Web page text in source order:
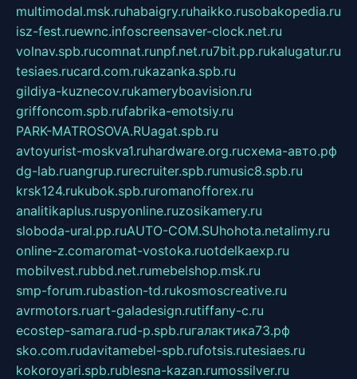
multimodal.msk.ruhabaigry.ruhaikko.rusobakopedia.ru
isz-fest.ruewnc.infoscreensaver-clock.net.ru
volnav.spb.rucomnat.runpf.net.ru7bit.pp.rukalugatur.ru
tesiaes.rucard.com.rukazanka.spb.ru
gildiya-kuznecov.rukameryboavision.ru
griffoncom.spb.rufabrika-emotsiy.ru
PARK-MATROSOVA.RUagat.spb.ru
avtoyurist-moskva1.ruhardware.org.ruсхема-авто.рф
dg-lab.ruangrup.rurecruiter.spb.rumusic8.spb.ru
krsk124.rukubok.spb.ruromanofforex.ru
analitikaplus.ruspyonline.ruzosikamery.ru
sloboda-ural.pp.ruAUTO-COM.SUhohota.netalimy.ru
online-z.comaromat-vostoka.ruotdelkaexp.ru
mobilvest.rubbd.net.rumebelshop.msk.ru
smp-forum.rubastion-td.rukosmoscreative.ru
avrmotors.ruart-galadesign.rutiffany-c.ru
ecostep-samara.rud-p.spb.ruгалактика73.рф
sko.com.rudavitamebel-spb.rufotsis.rutesiaes.ru
kokoroyari.spb.rublesna-kazan.rumossilver.ru